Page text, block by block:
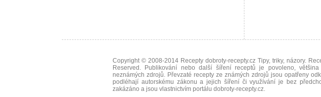
Copyright © 2008-2014 Recepty dobroty-recepty.cz Tipy, triky, názory.
Reserved. Publikování nebo další šíření receptů je povoleno,
neznámých zdrojů. Převzaté recepty ze známých zdrojů jsou opatřeny
podléhají autorskému zákonu a jejich šíření či využívání je bez
zakázáno a jsou vlastnictvím portálu dobroty-recepty.cz.